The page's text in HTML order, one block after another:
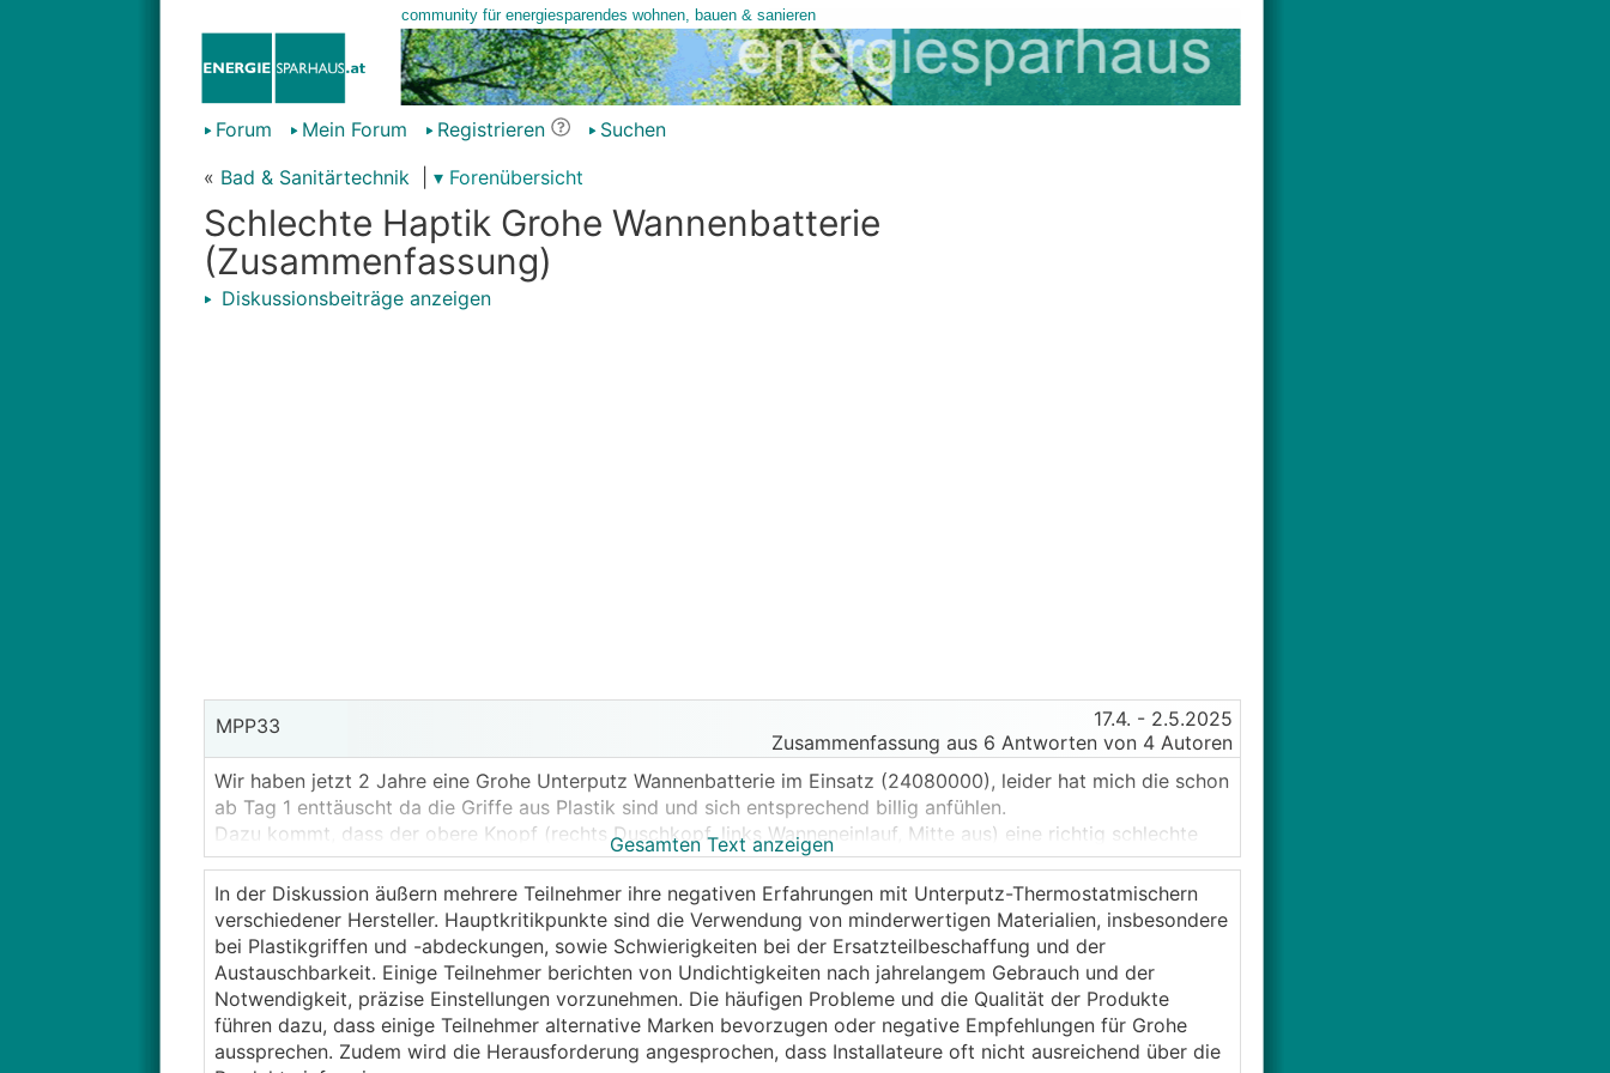
Forum Mein Forum Registrieren
Suchen
« Bad & Sanitärtechnik ▾ Forenübersicht
Schlechte Haptik Grohe Wannenbatterie
(Zusammenfassung)
Diskussionsbeiträge anzeigen
MPP33 17.4. - 2.5.2025
Zusammenfassung aus 6 Antworten von 4 Autoren
Wir haben jetzt 2 Jahre eine Grohe Unterputz Wannenbatterie im Einsatz (24080000), leider hat mich die schon
ab Tag 1 enttäuscht da die Griffe aus Plastik sind und sich entsprechend billig anfühlen.
Dazu kommt, dass der obere Knopf (rechts Duschkopf, links Wanneneinlauf, Mitte aus) eine richtig schlechte
Rückmeldung über die Mittelstellung gibt. Man muss also quasi schätzen wo das ganze tatsächlich abgedreht
ist.
Nach 2 Jahren beginnt das Ding auch noch zu rinnen (ständig wiederkehrende Kalkspur am Wanneneinlauf die
vorher nicht da war).
Grohe ist kontaktiert, ich erwarte mir aus Erfahrung von anderen Teilen zwar ein Entgegenkommen ggf. in Form
eines Ersatzteils, aber das Grundproblem der schlechten Konstruktion würde auch durch kompletten Ersatz der
Gesamten Text anzeigen
In der Diskussion äußern mehrere Teilnehmer ihre negativen Erfahrungen mit Unterputz-Thermostatmischern
verschiedener Hersteller. Hauptkritikpunkte sind die Verwendung von minderwertigen Materialien, insbesondere
bei Plastikgriffen und -abdeckungen, sowie Schwierigkeiten bei der Ersatzteilbeschaffung und der
Austauschbarkeit. Einige Teilnehmer berichten von Undichtigkeiten nach jahrelangem Gebrauch und der
Notwendigkeit, präzise Einstellungen vorzunehmen. Die häufigen Probleme und die Qualität der Produkte
führen dazu, dass einige Teilnehmer alternative Marken bevorzugen oder negative Empfehlungen für Grohe
aussprechen. Zudem wird die Herausforderung angesprochen, dass Installateure oft nicht ausreichend über die